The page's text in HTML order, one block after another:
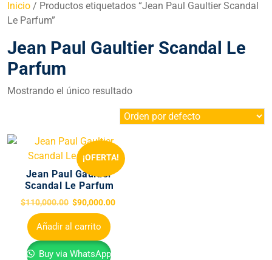
Inicio / Productos etiquetados “Jean Paul Gaultier Scandal
Le Parfum”
Jean Paul Gaultier Scandal Le
Parfum
Mostrando el único resultado
¡OFERTA!
Jean Paul Gaultier
Scandal Le Parfum
$110,000.00 $90,000.00
Añadir al carrito
Buy via WhatsApp